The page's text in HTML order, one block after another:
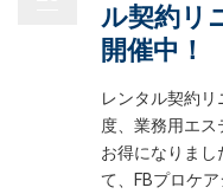
ル契約リ
開催中！
レンタル契約
度、業務用エ
お得になりまし
て、FBプロケ